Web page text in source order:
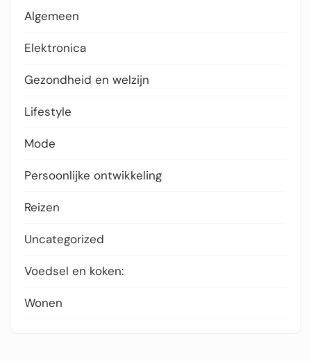
Algemeen
Elektronica
Gezondheid en welzijn
Lifestyle
Mode
Persoonlijke ontwikkeling
Reizen
Uncategorized
Voedsel en koken:
Wonen